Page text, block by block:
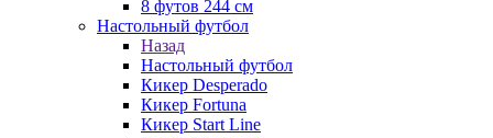
8 футов 244 см
Настольный футбол
Назад
Настольный футбол
Кикер Desperado
Кикер Fortuna
Кикер Start Line